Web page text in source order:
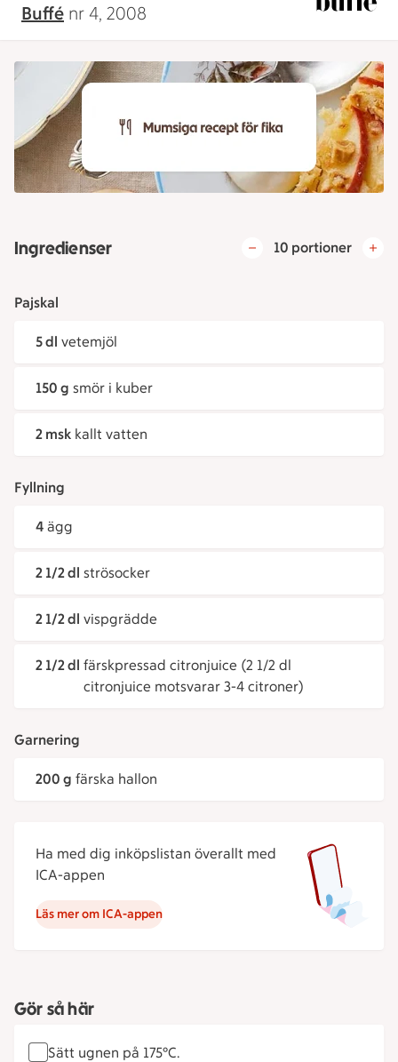
Buffé nr 4, 2008
Ingredienser 10 portioner
Pajskal
5 dl vetemjöl
150 g smör i kuber
2 msk kallt vatten
Fyllning
4 ägg
2 1/2 dl strösocker
2 1/2 dl vispgrädde
2 1/2 dl färskpressad citronjuice (2 1/2 dl
citronjuice motsvarar 3-4 citroner)
Garnering
200 g färska hallon
Ha med dig inköpslistan överallt med
ICA-appen
Läs mer om ICA-appen
Gör så här
Sätt ugnen på 175°C.